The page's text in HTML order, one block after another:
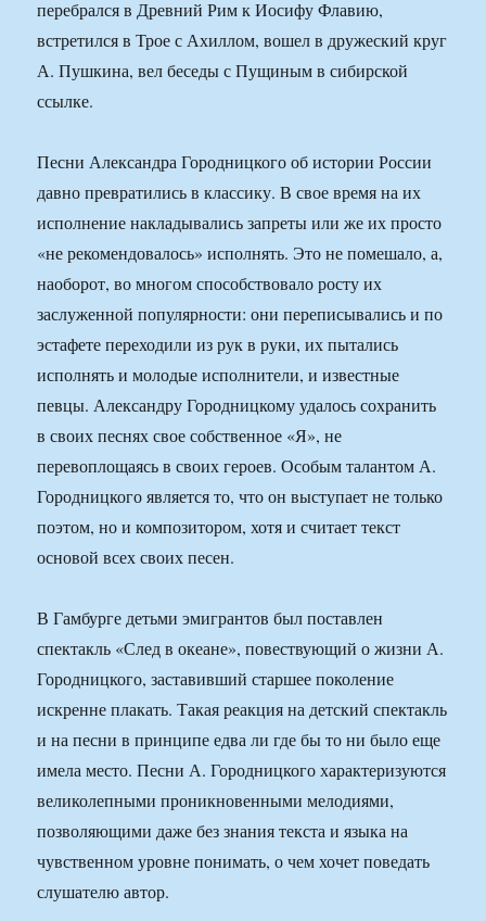
перебрался в Древний Рим к Иосифу Флавию,
встретился в Трое с Ахиллом, вошел в дружеский круг
А. Пушкина, вел беседы с Пущиным в сибирской
ссылке.
Песни Александра Городницкого об истории России
давно превратились в классику. В свое время на их
исполнение накладывались запреты или же их просто
«не рекомендовалось» исполнять. Это не помешало, а,
наоборот, во многом способствовало росту их
заслуженной популярности: они переписывались и по
эстафете переходили из рук в руки, их пытались
исполнять и молодые исполнители, и известные
певцы. Александру Городницкому удалось сохранить
в своих песнях свое собственное «Я», не
перевоплощаясь в своих героев. Особым талантом А.
Городницкого является то, что он выступает не только
поэтом, но и композитором, хотя и считает текст
основой всех своих песен.
В Гамбурге детьми эмигрантов был поставлен
спектакль «След в океане», повествующий о жизни А.
Городницкого, заставивший старшее поколение
искренне плакать. Такая реакция на детский спектакль
и на песни в принципе едва ли где бы то ни было еще
имела место. Песни А. Городницкого характеризуются
великолепными проникновенными мелодиями,
позволяющими даже без знания текста и языка на
чувственном уровне понимать, о чем хочет поведать
слушателю автор.